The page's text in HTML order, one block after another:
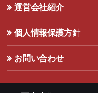
運営会社紹介
個人情報保護方針
お問い合わせ